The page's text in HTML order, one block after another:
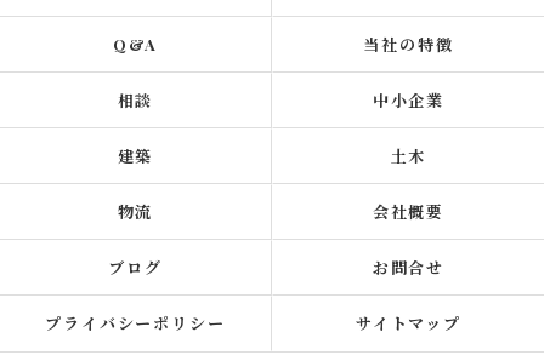
Q&A 当社の特徴
相談 中小企業
建築 土木
物流 会社概要
ブログ お問合せ
プライバシーポリシー サイトマップ